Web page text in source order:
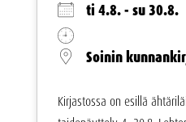
ti 4.8. - su 30.8.
Soinin
Kirjastossa on esillä